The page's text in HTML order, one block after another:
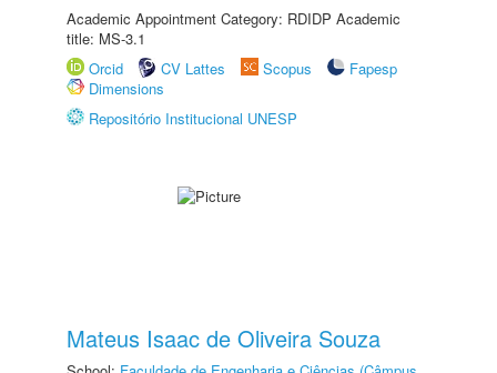
Academic Appointment Category: RDIDP Academic
title: MS-3.1
Orcid
CV Lattes Scopus
Fapesp
Dimensions
Repositório Institucional UNESP
Mateus Isaac de Oliveira Souza